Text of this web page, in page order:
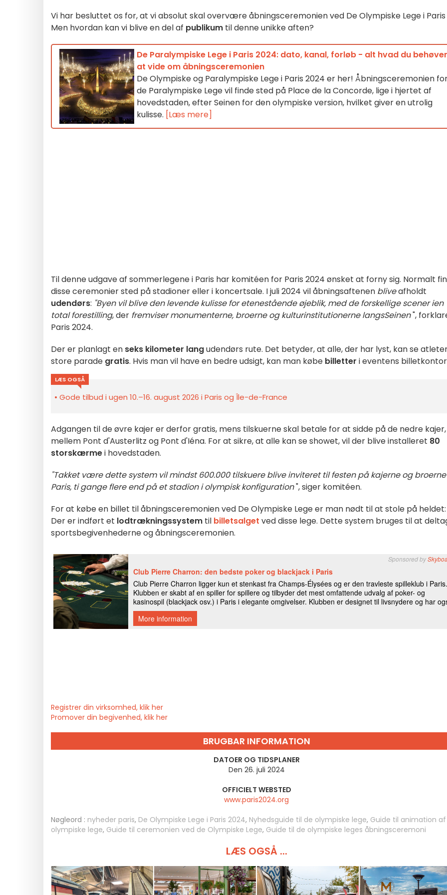
Vi har besluttet os for, at vi absolut skal overvære åbningsceremonien ved De Olympiske Lege i Paris
Men hvordan kan vi blive en del af publikum til denne unikke aften?
De Paralympiske Lege i Paris 2024: dato, kanal, forløb - alt hvad du behøver
at vide om åbningsceremonien
De Olympiske og Paralympiske Lege i Paris 2024 er her! Åbningsceremonien
de Paralympiske Lege vil finde sted på Place de la Concorde, lige i hjertet af
hovedstaden, efter Seinen for den olympiske version, hvilket giver en utrolig
kulisse. [Læs mere]
Til denne udgave af sommerlegene i Paris har komitéen for Paris 2024 ønsket at forny sig. Normalt
disse ceremonier sted på stadioner eller i koncertsale. I juli 2024 vil åbningsaftenen bliveafholdt
udendørs: "Byenvil blive den levende kulisse for etenestående øjeblik, medde forskellige scener ien
total forestilling, der fremvisermonumenterne, broerne og kulturinstitutionerne langsSeinen",
Paris 2024.
Der er planlagt en seks kilometer langudendørs rute. Det betyder, at alle, der har lyst, kan se
store parade gratis. Hvis man vil have en bedre udsigt, kan man købe billetter i eventens
LÆS OGSÅ
Gode tilbud i ugen 10.–16. august 2026 i Paris og Île-de-France
Adgangen til de øvre kajer er derfor gratis, mens tilskuerne skal betale for at sidde på de nedre kajer,
mellem Pont d'Austerlitz og Pont d'Iéna. For at sikre, at alle kan se showet, vil der blive installeret 80
storskærmei hovedstaden.
"Takket være dette system vilmindst600.000 tilskuere blive inviteret til festenpå kajerne og
Paris, ti gange flere end på et stadion i olympisk konfiguration", siger komitéen.
For at købe en billet til åbningsceremonien ved De Olympiske Lege er man nødt til at stole på heldet:
Der er indført et lodtrækningssystem til billetsalget ved disse lege. Dette system bruges til at
sportsbegivenhederne og åbningsceremonien.
Registrer din virksomhed, klik her
Promover din begivenhed, klik her
BRUGBAR INFORMATION
DATOER OG TIDSPLANER
Den 26. juli 2024
OFFICIELT WEBSTED
www.paris2024.org
Nøgleord : nyheder paris, De Olympiske Lege i Paris 2024, Nyhedsguide til de olympiske lege, Guide til animation
olympiske lege, Guide til ceremonien ved de Olympiske Lege, Guide til de olympiske leges åbningsceremoni
LÆS OGSÅ ...